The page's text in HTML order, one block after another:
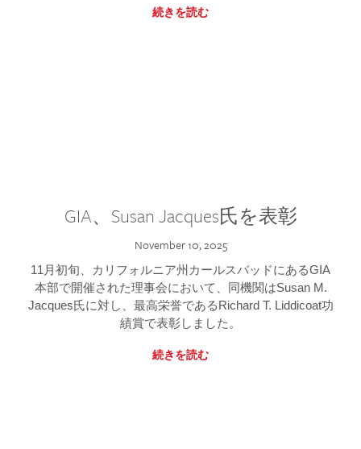
続きを読む
GIA、Susan Jacques氏を表彰
November 10, 2025
11月初旬、カリフォルニア州カールスバッドにあるGIA
本部で開催された理事会において、同機関はSusan M.
Jacques氏に対し、最高栄誉であるRichard T. Liddicoat功
績賞で表彰しました。
続きを読む